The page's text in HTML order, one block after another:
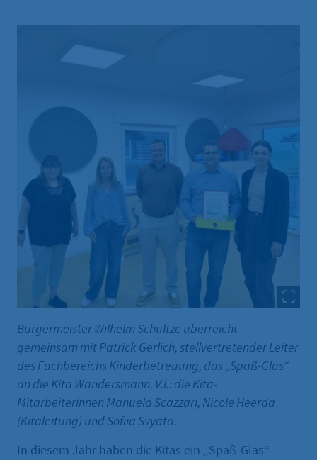
Bürgermeister Wilhelm Schultze überreicht
gemeinsam mit Patrick Gerlich, stellvertretender Leiter
des Fachbereichs Kinderbetreuung, das „Spaß-Glas“
an die Kita Wandersmann. V.l.: die Kita-
Mitarbeiterinnen Manuela Scazzari, Nicole Heerda
(Kitaleitung) und Sofiia Svyata.
In diesem Jahr haben die Kitas ein „Spaß-Glas“